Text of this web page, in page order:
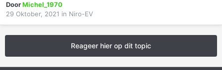
DoorMichel_1970
29 Oktober, 2021 in Niro-EV
Reageer hier op dit topic